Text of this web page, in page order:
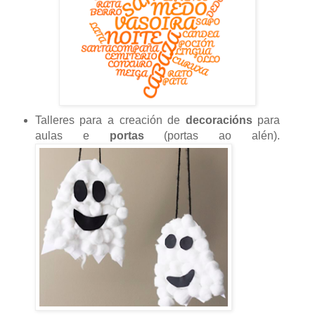
Talleres para a creación de decoraciónspara
aulas e portas(portas ao alén).